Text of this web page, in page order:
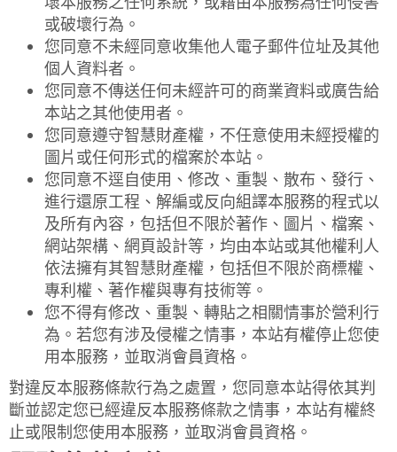
或破壞行為。
您同意不未經同意收集他人電子郵件位址及其他
個人資料者。
您同意不傳送任何未經許可的商業資料或廣告給
本站之其他使用者。
您同意遵守智慧財產權，不任意使用未經授權的
圖片或任何形式的檔案於本站。
您同意不逕自使用、修改、重製、散布、發行、
進行還原工程、解編或反向組譯本服務的程式以
及所有內容，包括但不限於著作、圖片、檔案、
網站架構、網頁設計等，均由本站或其他權利人
依法擁有其智慧財產權，包括但不限於商標權、
專利權、著作權與專有技術等。
您不得有修改、重製、轉貼之相關情事於營利行
為。若您有涉及侵權之情事，本站有權停止您使
用本服務，並取消會員資格。
對違反本服務條款行為之處置，您同意本站得依其判
斷並認定您已經違反本服務條款之情事，本站有權終
止或限制您使用本服務，並取消會員資格。